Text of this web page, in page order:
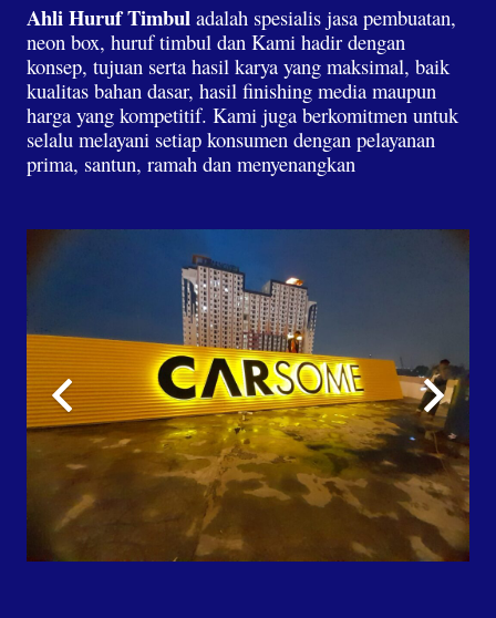
Ahli Huruf Timbul adalah spesialis jasa pembuatan,
neon box, huruf timbul dan Kami hadir dengan
konsep, tujuan serta hasil karya yang maksimal, baik
kualitas bahan dasar, hasil finishing media maupun
harga yang kompetitif. Kami juga berkomitmen untuk
selalu melayani setiap konsumen dengan pelayanan
prima, santun, ramah dan menyenangkan